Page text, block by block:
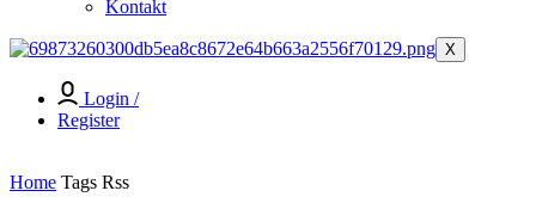
Kontakt
X
Login /
Register
Home Tags Rss